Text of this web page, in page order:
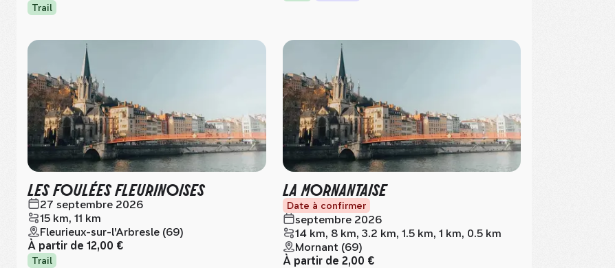
Trail
LES FOULÉES FLEURINOISES
27 septembre 2026
15 km, 11 km
Fleurieux-sur-l'Arbresle (69)
À partir de 12,00 €
Trail
LA MORNANTAISE
Date à confirmer
septembre 2026
14 km, 8 km, 3.2 km, 1.5 km, 1 km, 0.5 km
Mornant (69)
À partir de 2,00 €